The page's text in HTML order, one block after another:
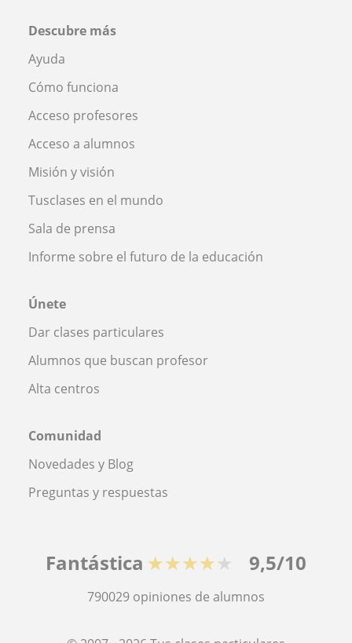
Descubre más
Ayuda
Cómo funciona
Acceso profesores
Acceso a alumnos
Misión y visión
Tusclases en el mundo
Sala de prensa
Informe sobre el futuro de la educación
Únete
Dar clases particulares
Alumnos que buscan profesor
Alta centros
Comunidad
Novedades y Blog
Preguntas y respuestas
Fantástica ★★★★★ 9,5/10
790029 opiniones de alumnos